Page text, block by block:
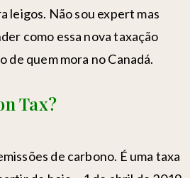
leigos. Não sou expert mas
como essa nova taxação
de quem mora no Canadá.
Tax?
de carbono. É uma taxa